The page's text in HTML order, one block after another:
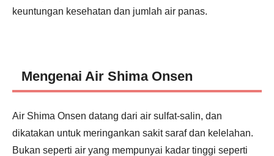
keuntungan kesehatan dan jumlah air panas.
Mengenai Air Shima Onsen
Air Shima Onsen datang dari air sulfat-salin, dan
dikatakan untuk meringankan sakit saraf dan kelelahan.
Bukan seperti air yang mempunyai kadar tinggi seperti